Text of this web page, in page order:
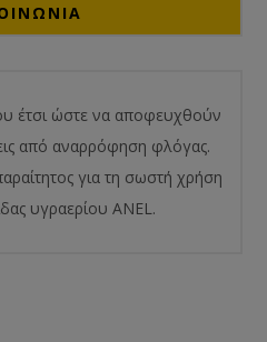
έτσι ώστε να αποφευχθούν
από αναρρόφηση φλόγας.
για τη σωστή χρήση
υγραερίου ANEL.